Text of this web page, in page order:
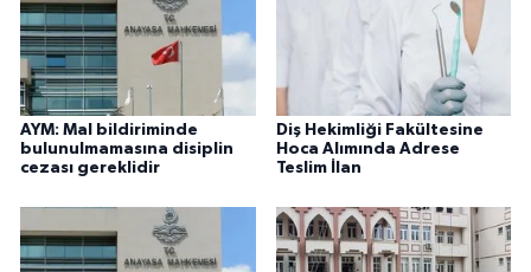
AYM: Mal bildiriminde
bulunulmamasına disiplin
cezası gereklidir
Diş Hekimliği Fakültesine
Hoca Alımında Adrese
Teslim İlan